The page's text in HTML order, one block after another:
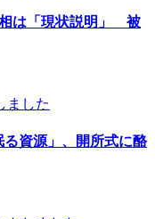
は「現状説明」 被
ました
資源」、開所式に酪